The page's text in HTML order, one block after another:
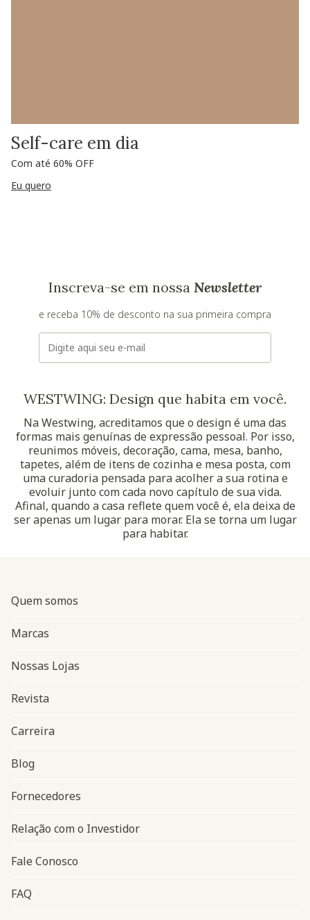
Self-care em dia
Com até 60% OFF
Eu quero
Inscreva-se em nossa Newsletter
e receba 10% de desconto na sua primeira compra
E-mail
WESTWING: Design que habita em você.
Na Westwing, acreditamos que o design é uma das
formas mais genuínas de expressão pessoal. Por isso,
reunimos móveis, decoração, cama, mesa, banho,
tapetes, além de itens de cozinha e mesa posta, com
uma curadoria pensada para acolher a sua rotina e
evoluir junto com cada novo capítulo de sua vida.
Afinal, quando a casa reflete quem você é, ela deixa de
ser apenas um lugar para morar. Ela se torna um lugar
para habitar.
Navegação do rodapé
Quem somos
Marcas
Nossas Lojas
Revista
Carreira
Blog
Fornecedores
Relação com o Investidor
Fale Conosco
FAQ